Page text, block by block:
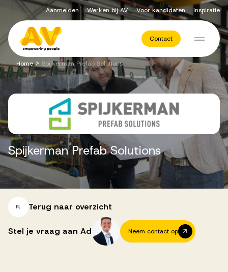
Ga naar de inhoud
Aanmelden Werken bij AV Voor kandidaten Inspiratie
Contact
Voor opdrachtgevers
Werving & Selectie
Executive Search
Recruitment Services
Vacatures
Successen
Home> Spijkerman Prefab Solutions
Spijkerman Prefab Solutions
Terug naar overzicht
Stel je vraag aan Ad Neem contact op